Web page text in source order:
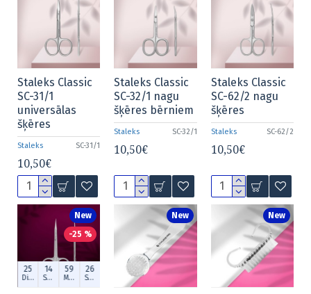
Staleks SC-31/1
Staleks Classic
SC-31/1
universālas
šķēres
10,50€
Staleks SC-32/1
Staleks Classic
SC-32/1 nagu
šķēres bērniem
10,50€
Staleks SC-62/2
Staleks Classic
SC-62/2 nagu
šķēres
10,50€
New
-25 %
25
Dien.
14
Stund.
59
Min.
25
Sek.
New New